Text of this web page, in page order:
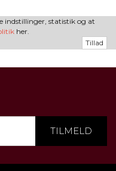
indstillinger, statistik og at
her.
Tillad
TILMELD